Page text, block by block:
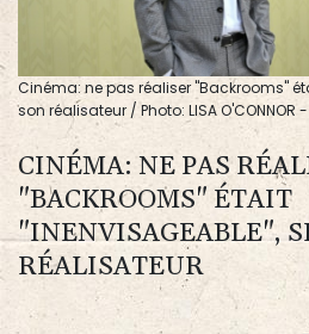
Cinéma: ne pas réaliser "Backrooms"
son réalisateur / Photo: LISA O'CONNOR
CINÉMA: NE PAS
"BACKROOMS" ÉTAIT
"INENVISAGEABLE",
RÉALISATEUR